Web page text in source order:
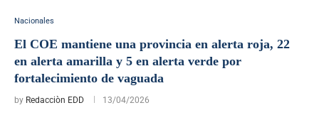
Nacionales
El COE mantiene una provincia en alerta roja, 22
en alerta amarilla y 5 en alerta verde por
fortalecimiento de vaguada
by Redacciòn EDD 13/04/2026